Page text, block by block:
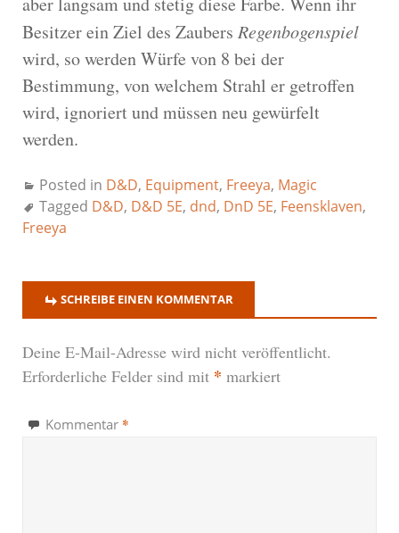
Besitzer ein Ziel des Zaubers Regenbogenspiel
wird, so werden Würfe von 8 bei der
Bestimmung, von welchem Strahl er getroffen
wird, ignoriert und müssen neu gewürfelt
werden.
Posted in D&D, Equipment, Freeya, Magic
Tagged D&D, D&D 5E, dnd, DnD 5E, Feensklaven,
Freeya
SCHREIBE EINEN KOMMENTAR
Deine E-Mail-Adresse wird nicht veröffentlicht.
Erforderliche Felder sind mit * markiert
Kommentar *